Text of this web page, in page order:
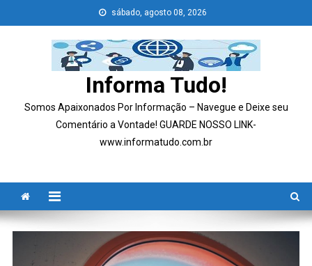
to
sábado, agosto 08, 2026
Informa Tudo!
Somos Apaixonados Por Informação – Navegue e Deixe seu
Comentário a Vontade! GUARDE NOSSO LINK-
www.informatudo.com.br